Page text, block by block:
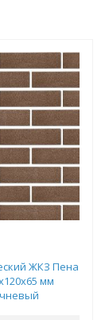
ЖКЗ Пена
мм